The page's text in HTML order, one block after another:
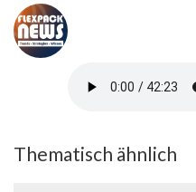
Thematisch ähnlich